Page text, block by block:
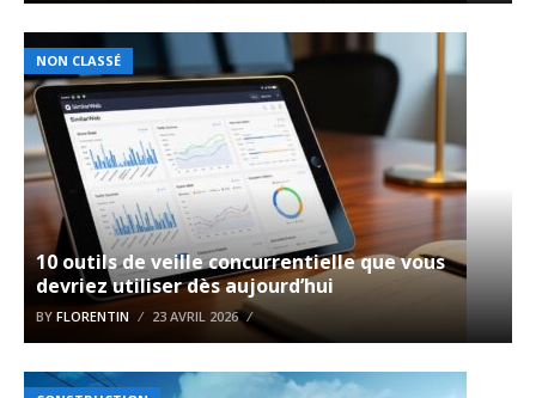
NON CLASSÉ
10 outils de veille concurrentielle que vous
devriez utiliser dès aujourd’hui
BY FLORENTIN 23 AVRIL 2026